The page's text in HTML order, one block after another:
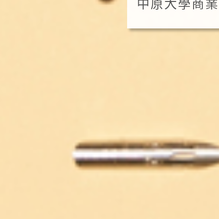
中原大學商